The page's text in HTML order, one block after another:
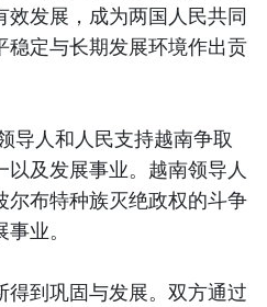
发展，成为两国人民共同
稳定与长期发展环境作出贡
导人和人民支持越南争取
及发展事业。越南领导人
尔布特种族灭绝政权的斗争
业。
到巩固与发展。双方通过